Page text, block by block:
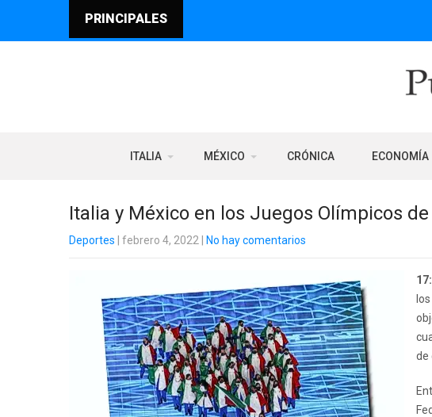
PRINCIPALES
ITALIA MÉXICO CRÓNICA ECONOMÍA
Italia y México en los Juegos Olímpicos
Deportes | febrero 4, 2022 No hay comentarios
de